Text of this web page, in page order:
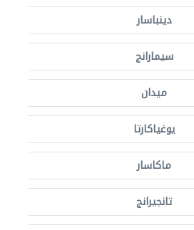
دينباسار
سيمارانج
ميدان
يوغياكارتا
ماكاسار
تانجيرانج